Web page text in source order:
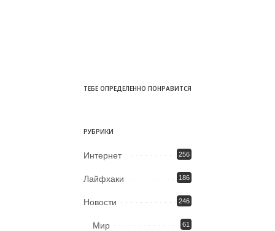
ТЕБЕ ОПРЕДЕЛЕННО ПОНРАВИТСЯ
РУБРИКИ
Интернет 256
Лайфхаки 186
Новости 246
Мир 61